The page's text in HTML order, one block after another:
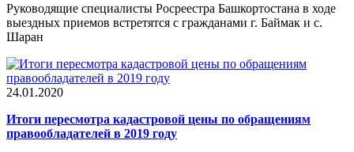
Руководящие специалисты Росреестра Башкортостана в ходе
выездных приемов встретятся с гражданами г. Баймак и с.
Шаран
24.01.2020
Итоги пересмотра кадастровой цены по обращениям
правообладателей в 2019 году